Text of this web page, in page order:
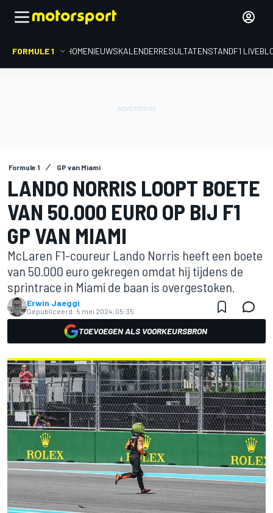
FORMULE 1 HOMENIEUWSKALENDERRESULTATENSTANDF1
Formule 1 GP van Miami
LANDO NORRIS LOOPT BOETE
VAN 50.000 EURO OP BIJ F1
GP VAN MIAMI
McLaren F1-coureur Lando Norris heeft een boete
van 50.000 euro gekregen omdat hij tijdens de
sprintrace in Miami de baan is overgestoken.
Erwin Jaeggi
Gepubliceerd: 5 mei 2024, 05:35
TOEVOEGEN ALS VOORKEURSBRON